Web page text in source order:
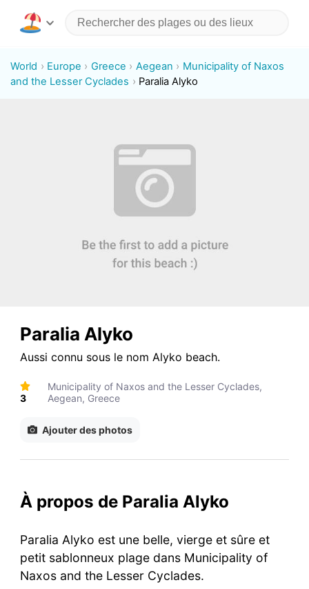
World Europe Greece Aegean
Municipality of Naxos
and the Lesser Cyclades
Paralia Alyko
Paralia Alyko
Aussi connu sous le nom Alyko beach.
3
Municipality of Naxos and the Lesser Cyclades,
Aegean, Greece
Ajouter des photos
À propos de Paralia Alyko
Paralia Alyko est une belle, vierge et sûre et
petit sablonneux plage dans Municipality of
Naxos and the Lesser Cyclades.